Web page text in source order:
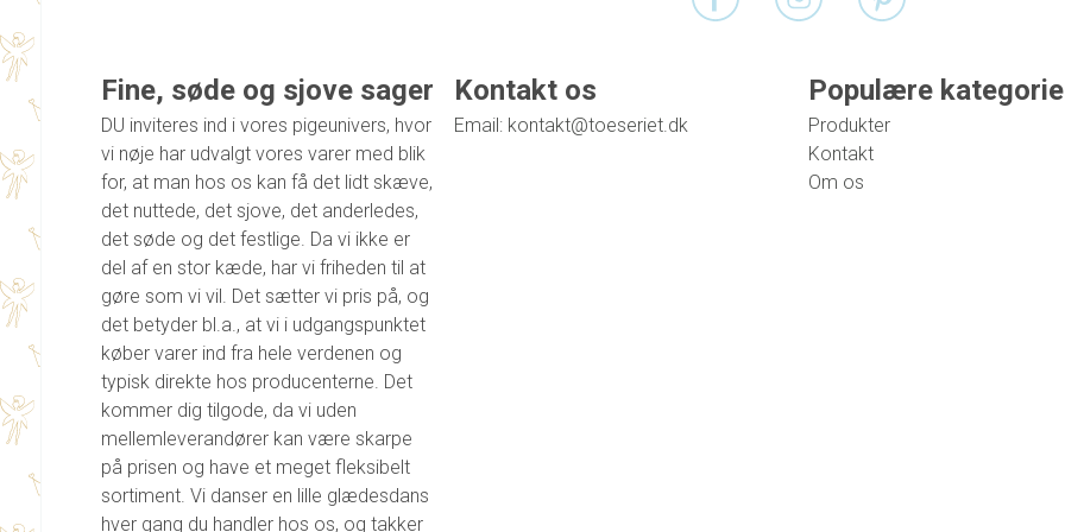
Fine, søde og sjove sager
DU inviteres ind i vores pigeunivers, hvor
vi nøje har udvalgt vores varer med blik
for, at man hos os kan få det lidt skæve,
det nuttede, det sjove, det anderledes,
det søde og det festlige. Da vi ikke er
del af en stor kæde, har vi friheden til at
gøre som vi vil. Det sætter vi pris på, og
det betyder bl.a., at vi i udgangspunktet
køber varer ind fra hele verdenen og
typisk direkte hos producenterne. Det
kommer dig tilgode, da vi uden
mellemleverandører kan være skarpe
på prisen og have et meget fleksibelt
sortiment. Vi danser en lille glædesdans
hver gang du handler hos os, og takker
Kontakt os
Email: kontakt@toeseriet.dk
Populære
Produkter
Kontakt
Om os